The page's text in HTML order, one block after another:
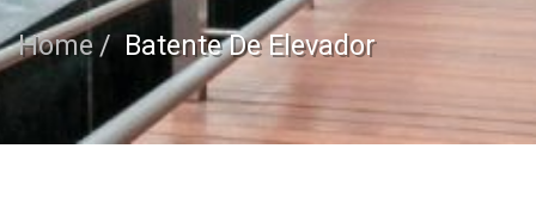
Home Batente De Elevador